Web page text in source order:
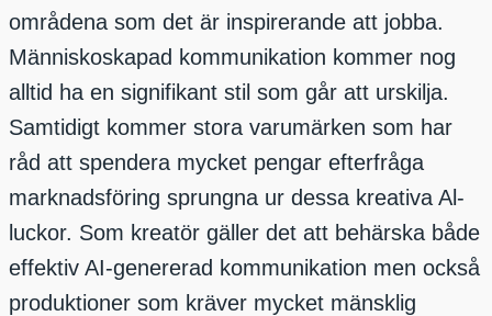
områdena som det är inspirerande att jobba.
Människoskapad kommunikation kommer nog
alltid ha en signifikant stil som går att urskilja.
Samtidigt kommer stora varumärken som har
råd att spendera mycket pengar efterfråga
marknadsföring sprungna ur dessa kreativa Al-
luckor. Som kreatör gäller det att behärska både
effektiv AI-genererad kommunikation men också
produktioner som kräver mycket mänsklig